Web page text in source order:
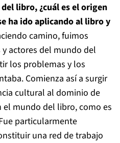
libro, ¿cuál es el origen
ha ido aplicando al libro y
camino, fuimos
actores del mundo del
los problemas y los
Comienza así a surgir
cultural al dominio de
el mundo del libro, como es
particularmente
una red de trabajo